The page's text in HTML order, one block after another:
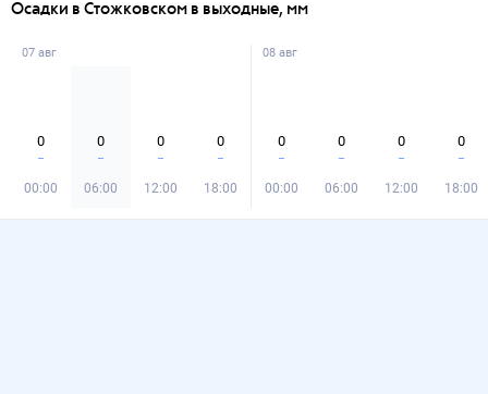
Осадки в Стожковском в выходные, мм
07 авг
0
00:00
0
06:00
0
12:00
0
18:00
08 авг
0
00:00
0
06:00
0
12:00
0
18:00